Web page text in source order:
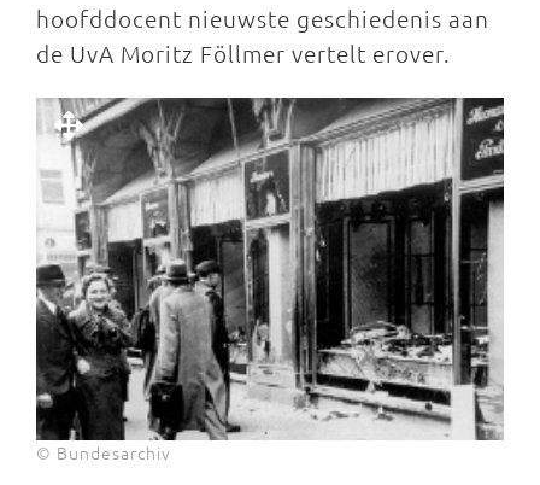
hoofddocent nieuwste geschiedenis aan
de UvA Moritz Föllmer vertelt erover.
© Bundesarchiv